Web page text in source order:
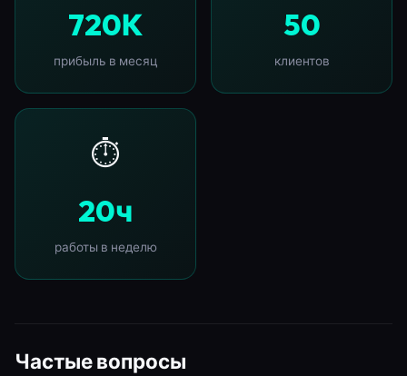
720К
прибыль в месяц
50
клиентов
⏱️
20ч
работы в неделю
Частые вопросы